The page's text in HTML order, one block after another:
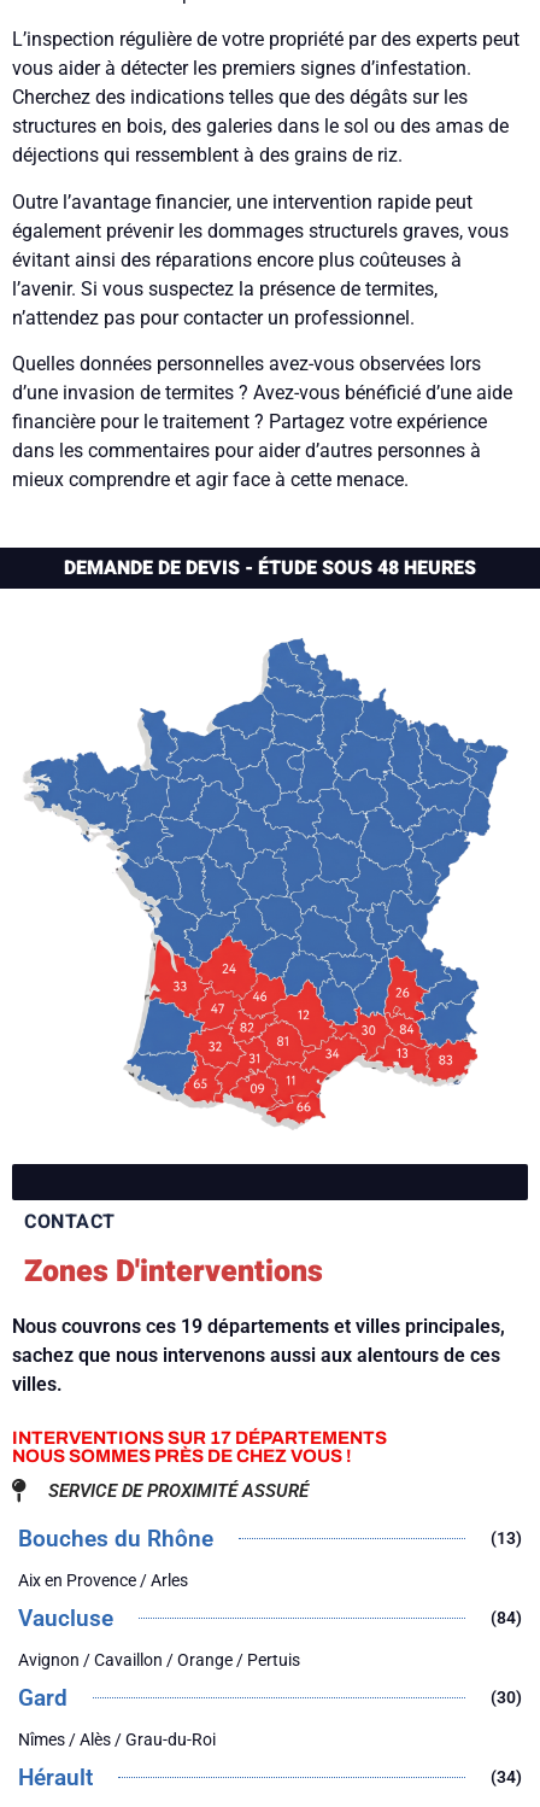
L’inspection régulière de votre propriété par des experts peut
vous aider à détecter les premiers signes d’infestation.
Cherchez des indications telles que des dégâts sur les
structures en bois, des galeries dans le sol ou des amas de
déjections qui ressemblent à des grains de riz.
Outre l’avantage financier, une intervention rapide peut
également prévenir les dommages structurels graves, vous
évitant ainsi des réparations encore plus coûteuses à
l’avenir. Si vous suspectez la présence de termites,
n’attendez pas pour contacter un professionnel.
Quelles données personnelles avez-vous observées lors
d’une invasion de termites ? Avez-vous bénéficié d’une aide
financière pour le traitement ? Partagez votre expérience
dans les commentaires pour aider d’autres personnes à
mieux comprendre et agir face à cette menace.
DEMANDE DE DEVIS - ÉTUDE SOUS 48 HEURES
CONTACT
Zones D'interventions
Nous couvrons ces 19 départements et villes principales,
sachez que nous intervenons aussi aux alentours de ces
villes.
INTERVENTIONS SUR 17 DÉPARTEMENTS
NOUS SOMMES PRÈS DE CHEZ VOUS !
SERVICE DE PROXIMITÉ ASSURÉ
Bouches du Rhône (13)
Aix en Provence / Arles
Vaucluse (84)
Avignon / Cavaillon / Orange / Pertuis
Gard (30)
Nîmes / Alès / Grau-du-Roi
Hérault (34)